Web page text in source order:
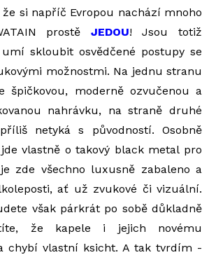
si napříč Evropou nachází mnoho
prostě JEDOU! Jsou totiž
skloubit osvědčené postupy se
možnostmi. Na jednu stranu
špičkovou, moderně ozvučenou a
nahrávku, na straně druhé
netyká s původností. Osobně
vlastně o takový black metal pro
zde všechno luxusně zabaleno a
ať už zvukové či vizuální.
však párkrát po sobě důkladně
že kapele i jejich novému
chybí vlastní ksicht. A tak tvrdím -